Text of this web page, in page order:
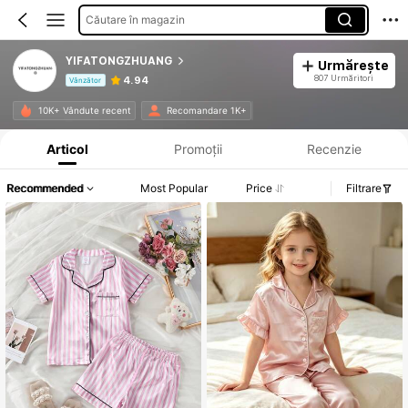
Căutare în magazin
YIFATONGZHUANG
Vânzător 4.94
Urmărește
807 Urmăritori
10K+ Vândute recent Recomandare 1K+
Informații despre produs: Divulgarea prețului, detalii privind vânzările și stocul.
Articol Promoții Recenzie
Recommended Most Popular Price Filtrare